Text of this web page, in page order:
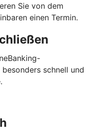
Sie von dem
einen Termin.
schnell und